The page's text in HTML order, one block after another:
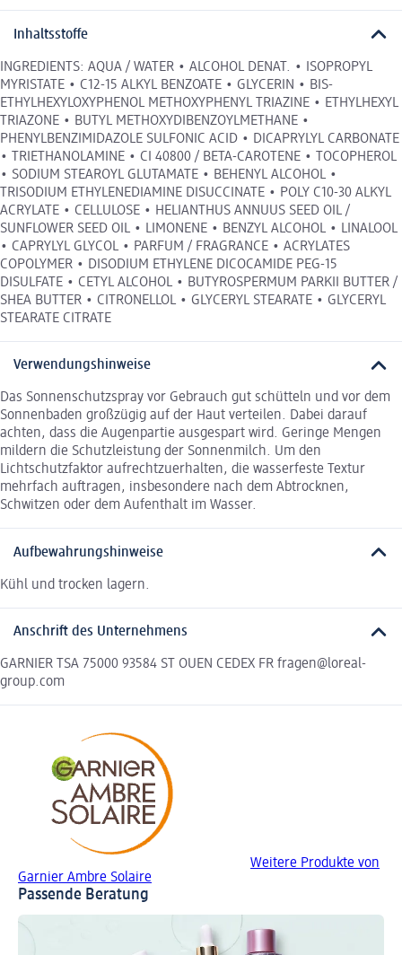
Inhaltsstoffe
INGREDIENTS: AQUA / WATER • ALCOHOL DENAT. • ISOPROPYL
MYRISTATE • C12-15 ALKYL BENZOATE • GLYCERIN • BIS-
ETHYLHEXYLOXYPHENOL METHOXYPHENYL TRIAZINE • ETHYLHEXYL
TRIAZONE • BUTYL METHOXYDIBENZOYLMETHANE •
PHENYLBENZIMIDAZOLE SULFONIC ACID • DICAPRYLYL CARBONATE
• TRIETHANOLAMINE • CI 40800 / BETA-CAROTENE • TOCOPHEROL
• SODIUM STEAROYL GLUTAMATE • BEHENYL ALCOHOL •
TRISODIUM ETHYLENEDIAMINE DISUCCINATE • POLY C10-30 ALKYL
ACRYLATE • CELLULOSE • HELIANTHUS ANNUUS SEED OIL /
SUNFLOWER SEED OIL • LIMONENE • BENZYL ALCOHOL • LINALOOL
• CAPRYLYL GLYCOL • PARFUM / FRAGRANCE • ACRYLATES
COPOLYMER • DISODIUM ETHYLENE DICOCAMIDE PEG-15
DISULFATE • CETYL ALCOHOL • BUTYROSPERMUM PARKII BUTTER /
SHEA BUTTER • CITRONELLOL • GLYCERYL STEARATE • GLYCERYL
STEARATE CITRATE
Verwendungshinweise
Das Sonnenschutzspray vor Gebrauch gut schütteln und vor dem
Sonnenbaden großzügig auf der Haut verteilen. Dabei darauf
achten, dass die Augenpartie ausgespart wird. Geringe Mengen
mildern die Schutzleistung der Sonnenmilch. Um den
Lichtschutzfaktor aufrechtzuerhalten, die wasserfeste Textur
mehrfach auftragen, insbesondere nach dem Abtrocknen,
Schwitzen oder dem Aufenthalt im Wasser.
Aufbewahrungshinweise
Kühl und trocken lagern.
Anschrift des Unternehmens
GARNIER TSA 75000 93584 ST OUEN CEDEX FR fragen@loreal-
group.com
Weitere Produkte von
Garnier Ambre Solaire
Passende Beratung